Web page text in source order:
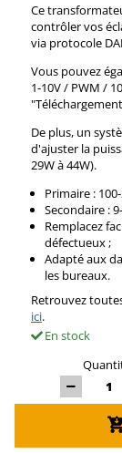
Ce
contrôler vos
via protocole
Vous pouvez
1-10V / PWM /
De plus, un
d'ajuster la
29W à 44W).
Primaire :
Secondaire :
Remplacez
défectueux ;
Adapté aux
les bureaux.
Retrouvez
ici.
En stock